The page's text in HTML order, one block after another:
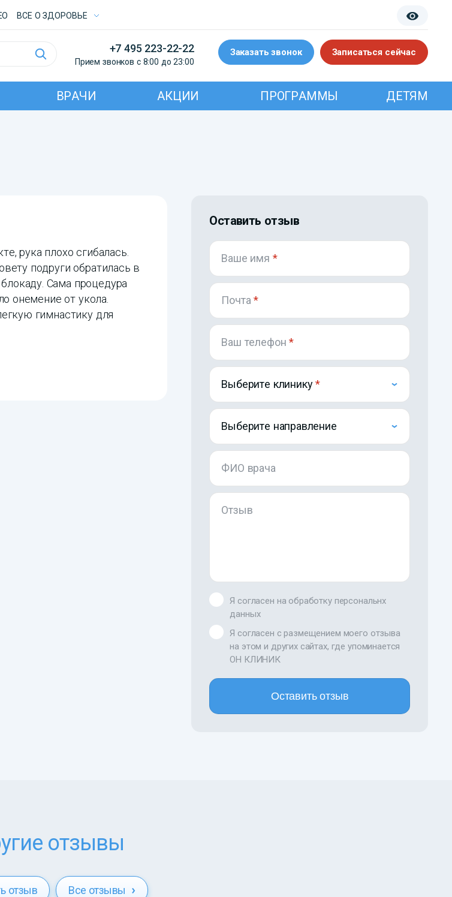
ВСE О ЗДОРОВЬЕ
+7 495 223-22-22
Прием звонков с 8:00 до 23:00
Заказать звонок Записаться сейчас
ВРАЧИ АКЦИИ ПРОГРАММЫ ДЕТЯМ
рука плохо сгибалась.
подруги обратилась в
Сама процедура
онемение от укола.
гимнастику для
Оставить отзыв
Ваше имя *
Почта*
Ваш телефон*
Выберите клинику
Выберите направление
ФИО врача
Отзыв
Я согласен на обработку персональнх
данных
Я согласен с размещением моего отзыва
на этом и других сайтах, где упоминается
ОН КЛИНИК
Оставить отзыв
отзывы
отзыв Все отзывы